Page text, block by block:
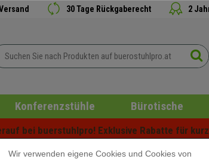
30 Tage Rückgaberecht 2
Konferenzstühle Bürotische
bei buerstuhlpro! Exklusive Rabatte für
Wir verwenden eigene Cookies und Cookies von